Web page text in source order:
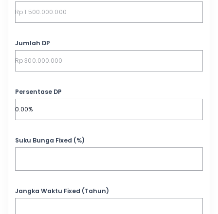
Jumlah DP
Persentase DP
Suku Bunga Fixed (%)
Jangka Waktu Fixed (Tahun)